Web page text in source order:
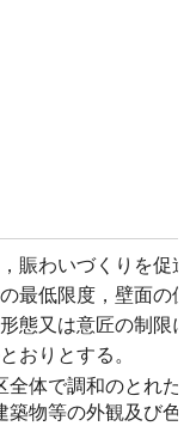
賑わいづくりを促
最低限度，壁面の
態又は意匠の制限
おりとする。
全体で調和のとれ
築物等の外観及び